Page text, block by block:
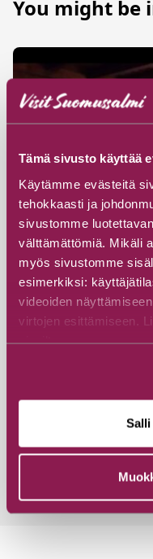
Tämä sivusto käyttää
Käytämme evästeitä
tehokkaasti ja
sivustomme
välttämättömiä. Mikäli
myös sivustomme
esimerkiksi:
videoiden
virtojen esittämiseen.
sivuiltamme.
Salli
You might be
#Cottages & Villas
Read more